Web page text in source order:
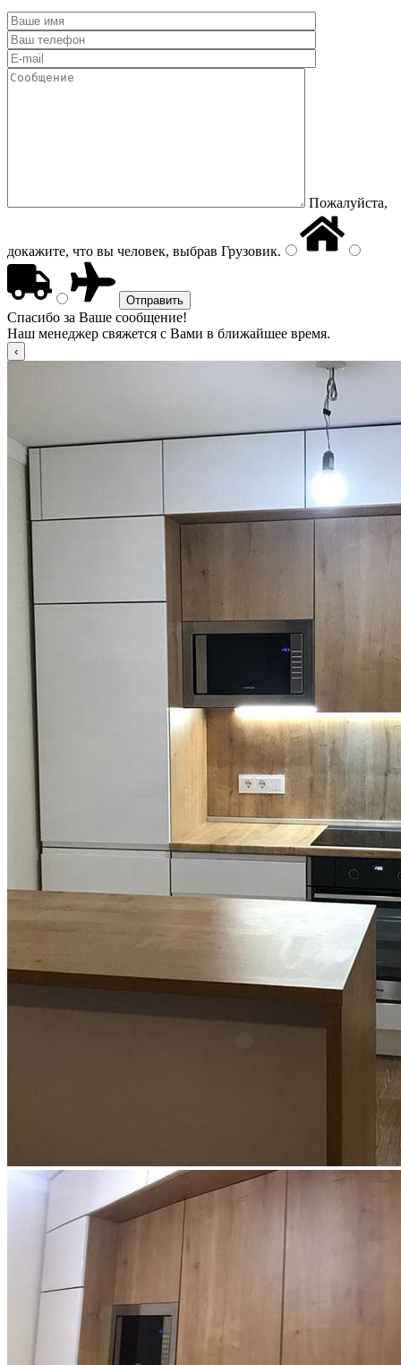
Пожалуйста,
докажите, что вы человек, выбрав Грузовик.
Спасибо за Ваше сообщение!
Наш менеджер свяжется с Вами в ближайшее время.